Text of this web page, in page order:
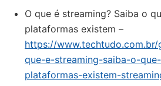
O que é streaming? Saiba o
plataformas existem –
https://
que-e-streaming-saiba-o-
plataformas-existem-